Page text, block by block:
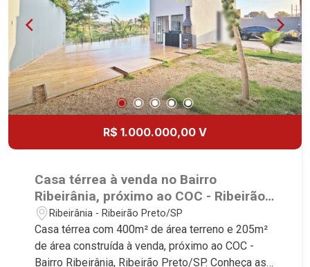
Boa Vista | Ribeirão Preto.
R$ 1.000.000,00 V
Casa térrea à venda no Bairro
Ribeirânia, próximo ao COC - Ribeirão
Preto/SP.
Ribeirânia - Ribeirão Preto/SP
Casa térrea com 400m² de área terreno e 205m²
de área construída à venda, próximo ao COC -
Bairro Ribeirânia, Ribeirão Preto/SP. Conheça as